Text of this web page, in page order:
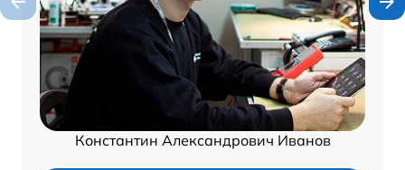
Константин Александрович Иванов